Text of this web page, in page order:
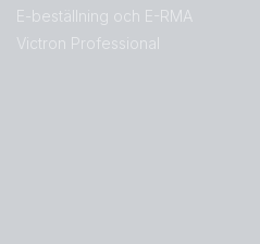
E-beställning och E-RMA
Victron Professional